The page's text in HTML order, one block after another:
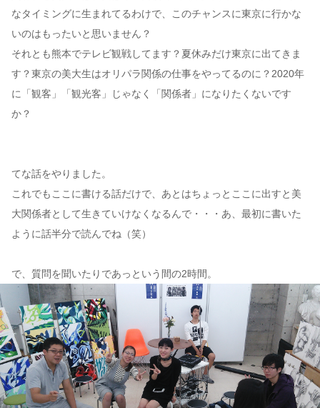
なタイミングに生まれてるわけで、このチャンスに東京に行かな
いのはもったいと思いません？
それとも熊本でテレビ観戦してます？夏休みだけ東京に出てきま
す？東京の美大生はオリパラ関係の仕事をやってるのに？2020年
に「観客」「観光客」じゃなく「関係者」になりたくないです
か？
てな話をやりました。
これでもここに書ける話だけで、あとはちょっとここに出すと美
大関係者として生きていけなくなるんで・・・あ、最初に書いた
ように話半分で読んでね（笑）
で、質問を聞いたりであっという間の2時間。